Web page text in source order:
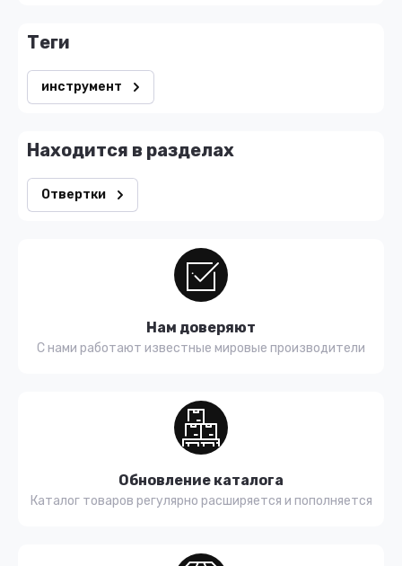
теги
инструмент
Находится в разделах
Отвертки
Нам доверяют
С нами работают известные мировые производители
Обновление каталога
Каталог товаров регулярно расширяется и пополняется